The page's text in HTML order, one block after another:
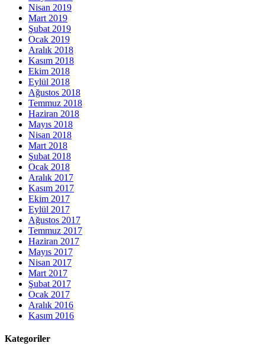
Nisan 2019
Mart 2019
Şubat 2019
Ocak 2019
Aralık 2018
Kasım 2018
Ekim 2018
Eylül 2018
Ağustos 2018
Temmuz 2018
Haziran 2018
Mayıs 2018
Nisan 2018
Mart 2018
Şubat 2018
Ocak 2018
Aralık 2017
Kasım 2017
Ekim 2017
Eylül 2017
Ağustos 2017
Temmuz 2017
Haziran 2017
Mayıs 2017
Nisan 2017
Mart 2017
Şubat 2017
Ocak 2017
Aralık 2016
Kasım 2016
Kategoriler